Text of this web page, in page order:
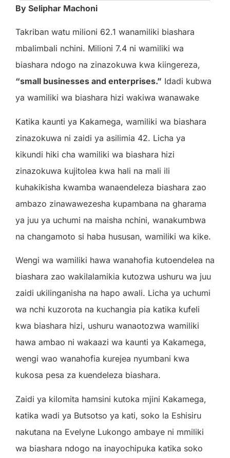
By Seliphar Machoni
Takriban watu milioni 62.1 wanamiliki biashara
mbalimbali nchini. Milioni 7.4 ni wamiliki wa
biashara ndogo na zinazokuwa kwa kiingereza,
“small businesses and enterprises.” Idadi kubwa
ya wamiliki wa biashara hizi wakiwa wanawake
Katika kaunti ya Kakamega, wamiliki wa biashara
zinazokuwa ni zaidi ya asilimia 42. Licha ya
kikundi hiki cha wamiliki wa biashara hizi
zinazokuwa kujitolea kwa hali na mali ili
kuhakikisha kwamba wanaendeleza biashara zao
ambazo zinawawezesha kupambana na gharama
ya juu ya uchumi na maisha nchini, wanakumbwa
na changamoto si haba hususan, wamiliki wa kike.
Wengi wa wamiliki hawa wanahofia kutoendelea na
biashara zao wakilalamikia kutozwa ushuru wa juu
zaidi ukilinganisha na hapo awali. Licha ya uchumi
wa nchi kuzorota na kuchangia pia katika kufeli
kwa biashara hizi, ushuru wanaotozwa wamiliki
hawa ambao ni wakaazi wa kaunti ya Kakamega,
wengi wao wanahofia kurejea nyumbani kwa
kukosa pesa za kuendeleza biashara.
Zaidi ya kilomita hamsini kutoka mjini Kakamega,
katika wadi ya Butsotso ya kati, soko la Eshisiru
nakutana na Evelyne Lukongo ambaye ni mmiliki
wa biashara ndogo na inayochipuka katika soko